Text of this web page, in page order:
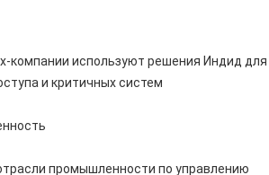
компании используют решения Индид для
и критичных систем
промышленности по управлению